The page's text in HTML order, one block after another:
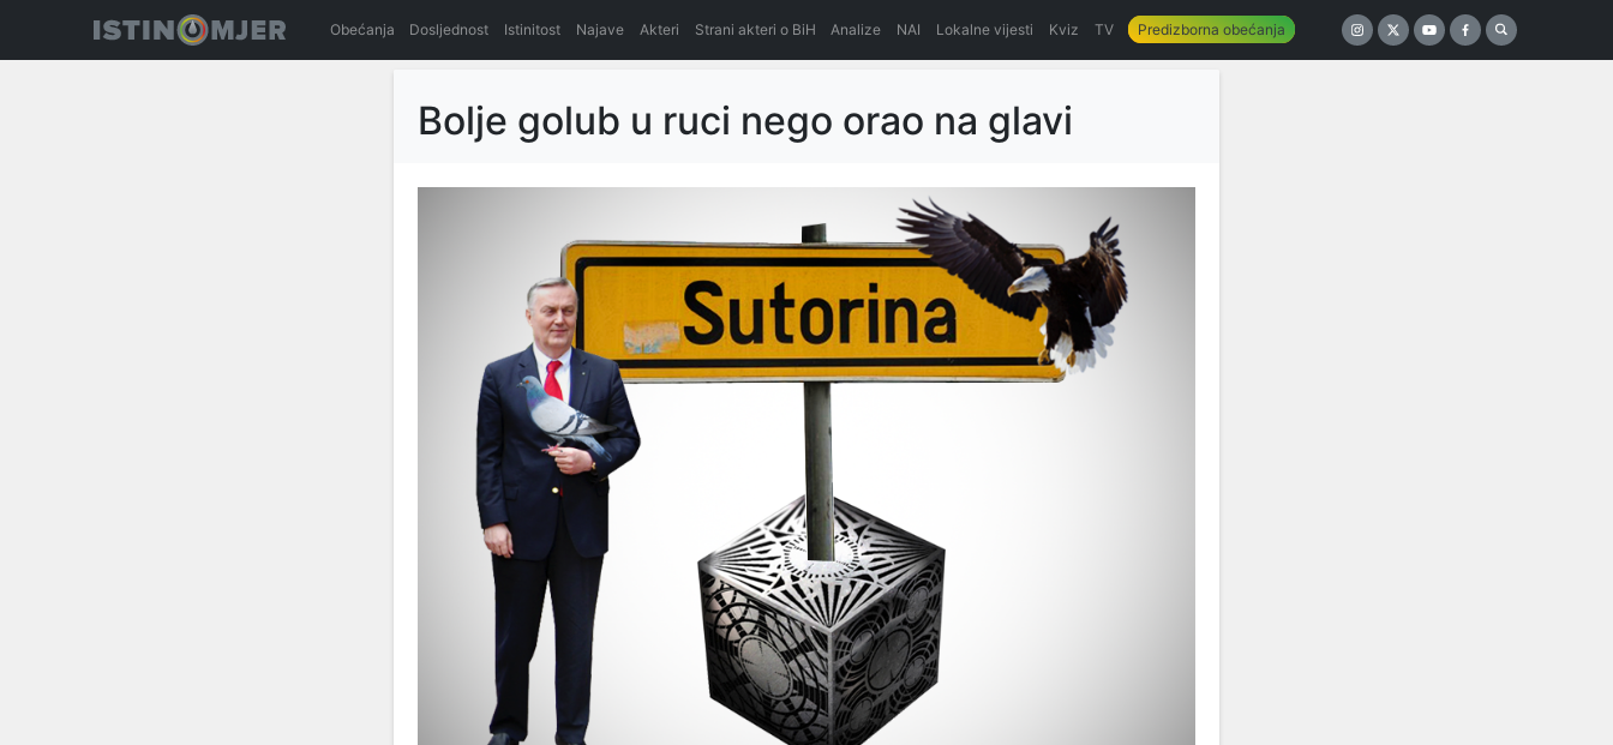
Obećanja Dosljednost Istinitost Najave Akteri Strani akteri o BiH Analize NAI Lokalne vijesti Kviz TV Predizborna obećanja
Bolje golub u ruci nego orao na glavi